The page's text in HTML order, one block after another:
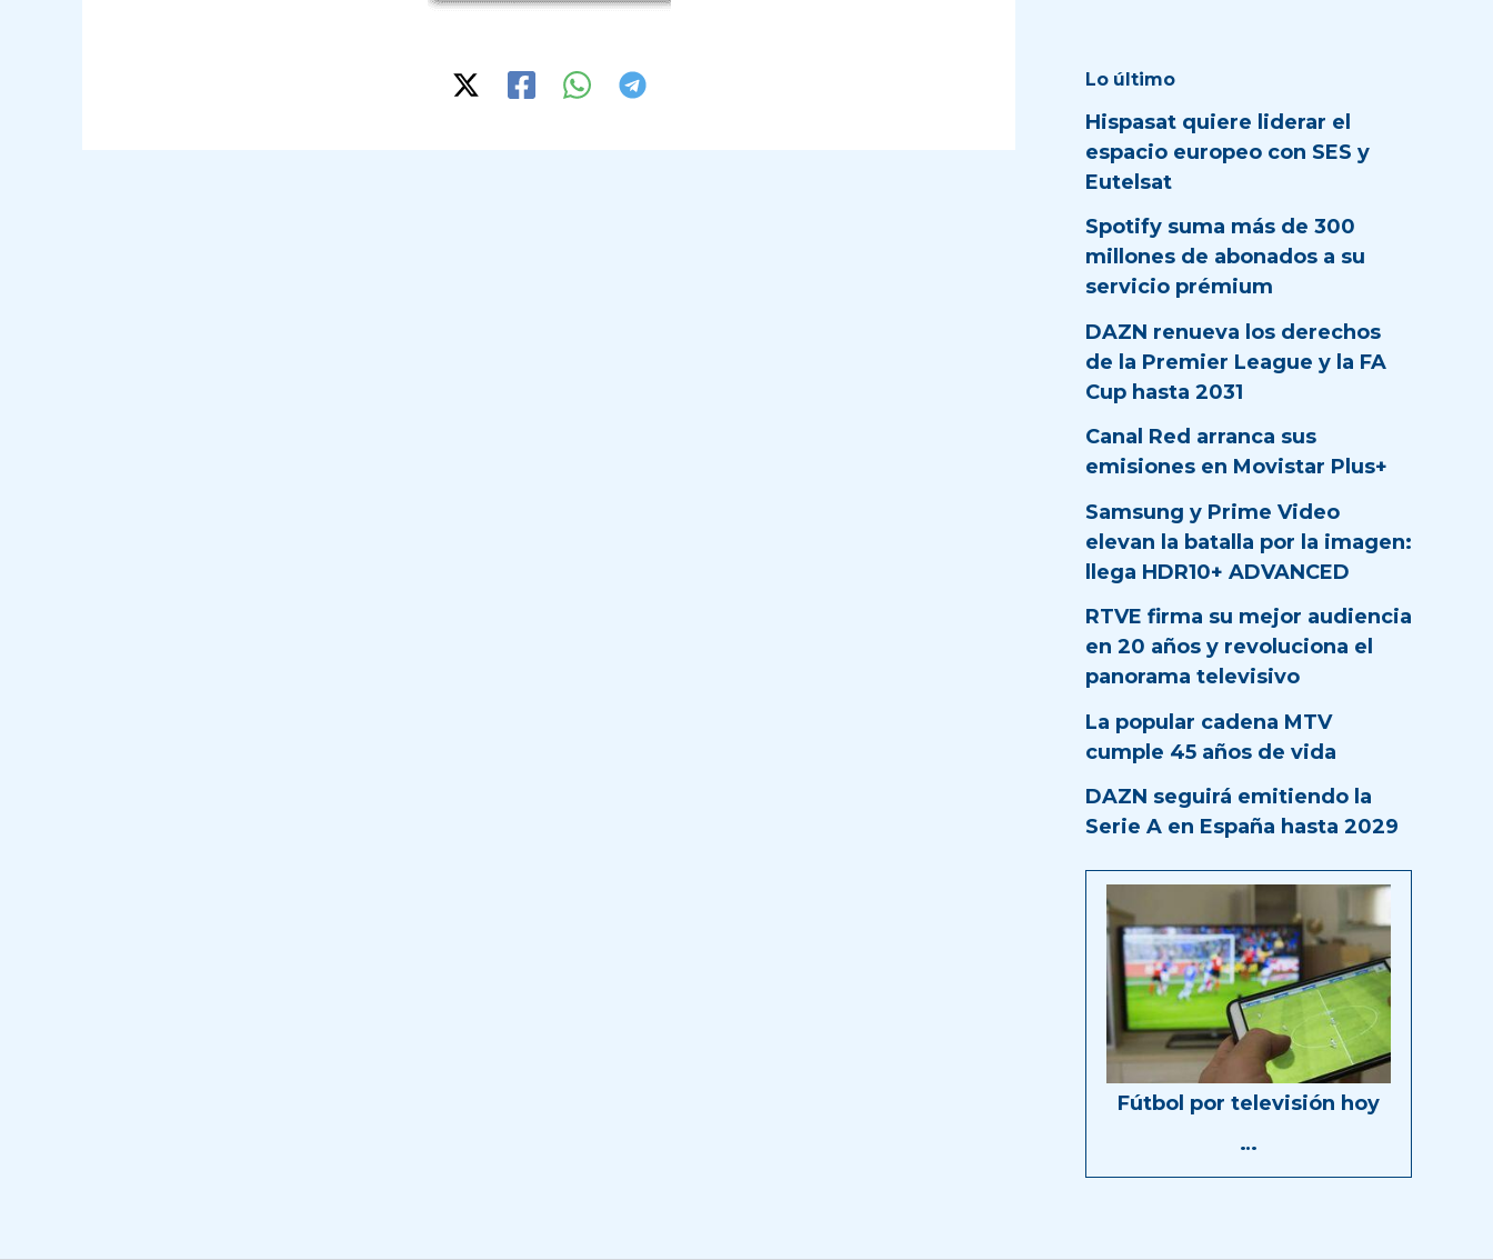
Lo último
Hispasat quiere liderar el
espacio europeo con SES y
Eutelsat
Spotify suma más de 300
millones de abonados a su
servicio prémium
DAZN renueva los derechos
de la Premier League y la FA
Cup hasta 2031
Canal Red arranca sus
emisiones en Movistar Plus+
Samsung y Prime Video
elevan la batalla por la imagen:
llega HDR10+ ADVANCED
RTVE firma su mejor audiencia
en 20 años y revoluciona el
panorama televisivo
La popular cadena MTV
cumple 45 años de vida
DAZN seguirá emitiendo la
Serie A en España hasta 2029
Fútbol por televisión hoy
…